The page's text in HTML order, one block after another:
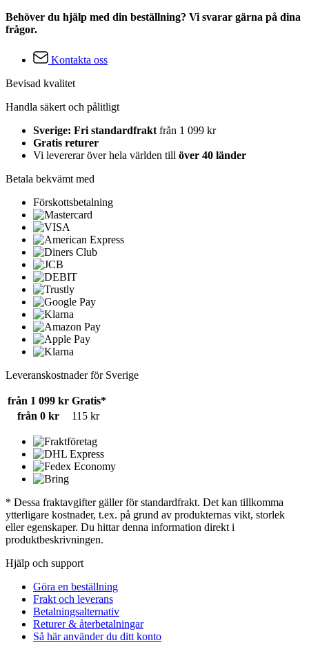
Behöver du hjälp med din beställning? Vi svarar gärna på dina
frågor.
Kontakta oss
Bevisad kvalitet
Handla säkert och pålitligt
Sverige: Fri standardfrakt från 1 099 kr
Gratis returer
Vi levererar över hela världen till över 40 länder
Betala bekvämt med
Förskottsbetalning
Leveranskostnader för Sverige
från 1 099 kr Gratis*
från 0 kr
115 kr
* Dessa fraktavgifter gäller för standardfrakt. Det kan tillkomma
ytterligare kostnader, t.ex. på grund av produkternas vikt, storlek
eller egenskaper. Du hittar denna information direkt i
produktbeskrivningen.
Hjälp och support
Göra en beställning
Frakt och leverans
Betalningsalternativ
Returer & återbetalningar
Så här använder du ditt konto